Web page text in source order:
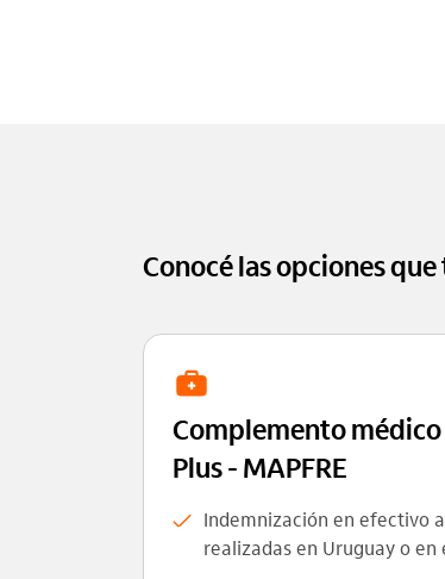
Conocé las opciones
Complemento
Plus - MAPFRE
Indemnización en efectivo
realizadas en Uruguay o en